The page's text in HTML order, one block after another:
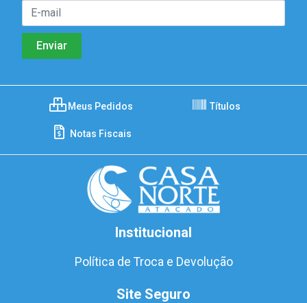
Meus Pedidos Títulos
Notas Fiscais
Institucional
Política de Troca e Devolução
Site Seguro